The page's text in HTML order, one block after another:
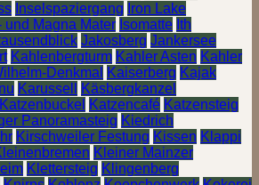
Inselspaziergang Iron Lake
und Magna Mater Isomatte Ith
Jakosberg Jankersee
Kahlenbergturm Kahler Asten Kahler
Denkmal Kaiserberg Kajak
Karussell
Käsbergkanzel
Katzenbuckel Katzencafé Katzensteig
Panoramasteig Kiedrich
Kirschweiler Festung Kissen Klappi
Kleiner Mainzer
Klettersteig Klingenberg